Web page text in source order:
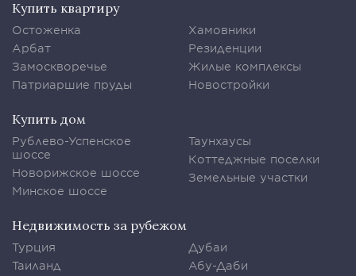
Купить квартиру
Остоженка
Арбат
Замоскворечье
Патриаршие пруды
Хамовники
Резиденции
Жилые комплексы
Новостройки
Купить дом
Рублево-Успенское
шоссе
Новорижское шоссе
Минское шоссе
Таунхаусы
Коттеджные поселки
Земельные участки
Недвижимость за рубежом
Турция
Таиланд
Дубаи
Абу-Даби